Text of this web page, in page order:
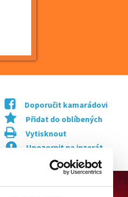
Doporučit kamarádovi
Přidat do oblíbených
Vytisknout
Upozornit na inzerát